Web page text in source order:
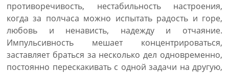
противоречивость, нестабильность настроения,
когда за полчаса можно испытать радость и горе,
любовь и ненависть, надежду и отчаяние.
Импульсивность мешает концентрироваться,
заставляет браться за несколько дел одновременно,
постоянно перескакивать с одной задачи на другую,